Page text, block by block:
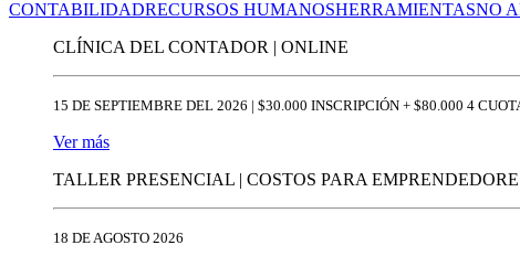
CONTABILIDADRECURSOS HUMANOSHERRAMIENTASNO
CLÍNICA DEL CONTADOR | ONLINE
15 DE SEPTIEMBRE DEL 2026 | $30.000 INSCRIPCIÓN + $80.000 4
Ver más
TALLER PRESENCIAL | COSTOS PARA
18 DE AGOSTO 2026